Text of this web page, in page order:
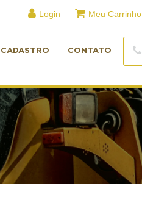
Login Meu Carrinho
CADASTRO CONTATO